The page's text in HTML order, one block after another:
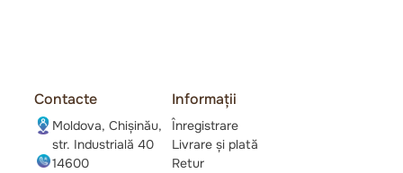
Contacte
Moldova, Chișinău,
str. Industrială 40
14600
Informații
Înregistrare
Livrare și plată
Retur